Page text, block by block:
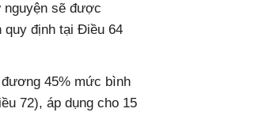
nguyện sẽ được
quy định tại Điều 64
45% mức bình
72), áp dụng cho 15